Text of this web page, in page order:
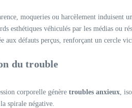
moqueries ou harcèlement induisent
esthétiques véhiculés par les médias ou
aux défauts perçus, renforçant un cercle
du trouble
corporelle génère troubles anxieux,
spirale négative.